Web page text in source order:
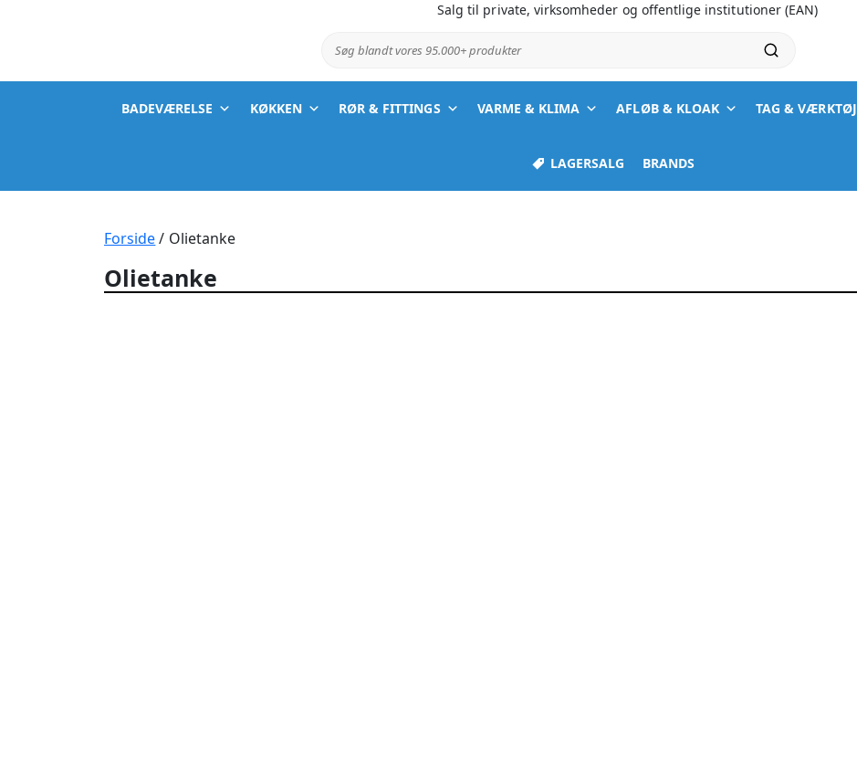
Salg til private, virksomheder og offentlige institutioner (EAN)
Søg blandt vores 95.000+ produkter
BADEVÆRELSE KØKKEN RØR & FITTINGS VARME & KLIMA AFLØB & KLOAK TAG & VÆRKTØJ
LAGERSALG BRANDS
Forside/ Olietanke
Olietanke